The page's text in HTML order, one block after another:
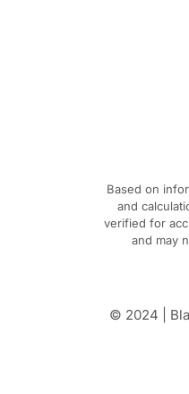
Based on
and
verified for
and may
© 2024 |